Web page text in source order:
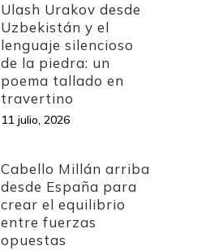
Ulash Urakov desde
Uzbekistán y el
lenguaje silencioso
de la piedra: un
poema tallado en
travertino
11 julio, 2026
Cabello Millán arriba
desde España para
crear el equilibrio
entre fuerzas
opuestas